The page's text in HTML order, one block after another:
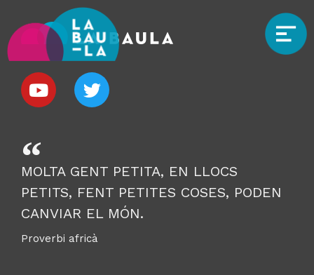
MOLTA GENT PETITA, EN LLOCS
PETITS, FENT PETITES COSES, PODEN
CANVIAR EL MÓN.
Proverbi africà